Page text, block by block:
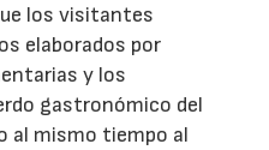
los visitantes
elaborados por
y los
gastronómico del
al mismo tiempo al